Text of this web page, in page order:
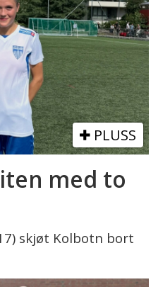
PLUSS
med to
skjøt Kolbotn bort